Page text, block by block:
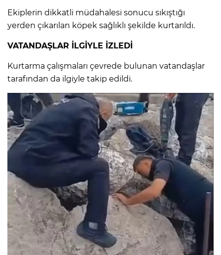
Ekiplerin dikkatli müdahalesi sonucu sıkıştığı
yerden çıkarılan köpek sağlıklı şekilde kurtarıldı.
VATANDAŞLAR İLGİYLE İZLEDİ
Kurtarma çalışmaları çevrede bulunan vatandaşlar
tarafından da ilgiyle takip edildi.